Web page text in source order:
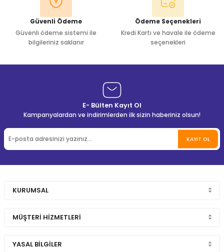
Güvenli Ödeme
Güvenli ödeme sistemi ile
bilgileriniz saklanır
Ödeme Seçenekleri
Kredi Kartı ve havale ile ödeme
seçenekleri
E- Bülten Kayıt Ol
Kampanyalardan ve indirimlerden ilk sizin haberiniz olsun!
KAYIT OL
KURUMSAL
MÜŞTERİ HİZMETLERİ
YASAL BİLGİLER